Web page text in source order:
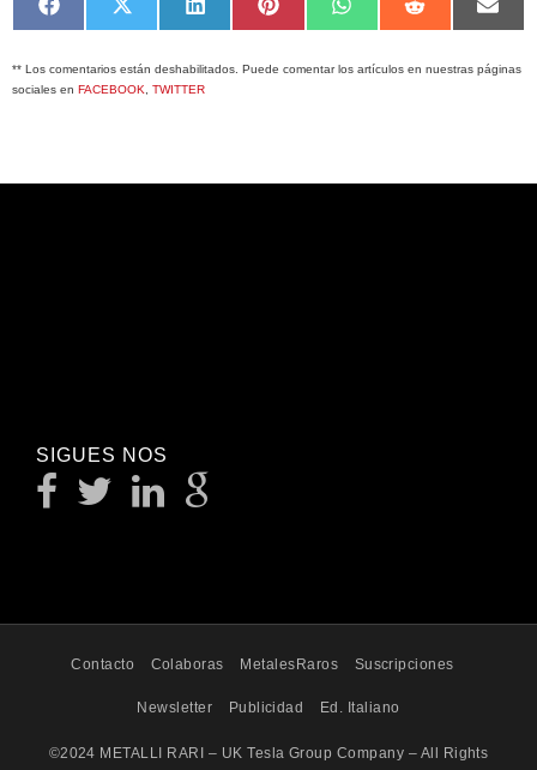
Compartir
en
Facebook
Compartir
en
X
(Twitter)
Compartir
en
LinkedIn
Compartir
en
Pinterest
Compartir
en
WhatsApp
Compartir
en
Reddit
en
** Los comentarios están deshabilitados. Puede comentar los artículos en nuestras páginas
sociales en FACEBOOK TWITTER
SIGUES NOS
Contacto Colaboras MetalesRaros Suscripciones
Newsletter Publicidad Ed. Italiano
©2024 METALLI RARI – UK Tesla Group Company – All Rights